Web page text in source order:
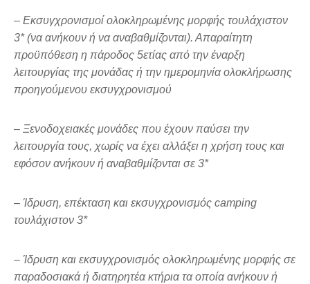
– Εκσυγχρονισμοί ολοκληρωμένης μορφής τουλάχιστον
3* (να ανήκουν ή να αναβαθμίζονται). Απαραίτητη
προϋπόθεση η πάροδος 5ετίας από την έναρξη
λειτουργίας της μονάδας ή την ημερομηνία ολοκλήρωσης
προηγούμενου εκσυγχρονισμού
– Ξενοδοχειακές μονάδες που έχουν παύσει την
λειτουργία τους, χωρίς να έχει αλλάξει η χρήση τους και
εφόσον ανήκουν ή αναβαθμίζονται σε 3*
– Ίδρυση, επέκταση και εκσυγχρονισμός camping
τουλάχιστον 3*
– Ίδρυση και εκσυγχρονισμός ολοκληρωμένης μορφής σε
παραδοσιακά ή διατηρητέα κτήρια τα οποία ανήκουν ή